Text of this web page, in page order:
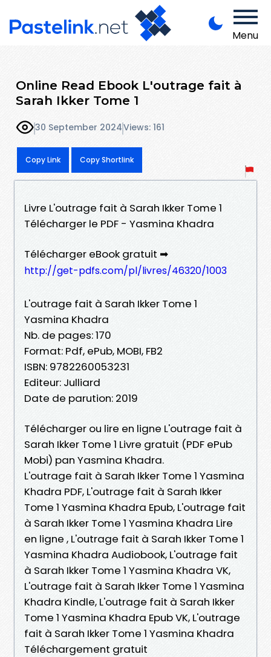
Menu
Online Read Ebook L'outrage fait à
Sarah Ikker Tome 1
30 September 2024Views: 161
Copy Link Copy Shortlink
Livre L'outrage fait à Sarah Ikker Tome 1
Télécharger le PDF - Yasmina Khadra
Télécharger eBook gratuit ➡
http://get-pdfs.com/pl/livres/46320/1003
L'outrage fait à Sarah Ikker Tome 1
Yasmina Khadra
Nb. de pages: 170
Format: Pdf, ePub, MOBI, FB2
ISBN: 9782260053231
Editeur: Julliard
Date de parution: 2019
Télécharger ou lire en ligne L'outrage fait à
Sarah Ikker Tome 1 Livre gratuit (PDF ePub
Mobi) pan Yasmina Khadra.
L'outrage fait à Sarah Ikker Tome 1 Yasmina
Khadra PDF, L'outrage fait à Sarah Ikker
Tome 1 Yasmina Khadra Epub, L'outrage fait
à Sarah Ikker Tome 1 Yasmina Khadra Lire
en ligne , L'outrage fait à Sarah Ikker Tome 1
Yasmina Khadra Audiobook, L'outrage fait
à Sarah Ikker Tome 1 Yasmina Khadra VK,
L'outrage fait à Sarah Ikker Tome 1 Yasmina
Khadra Kindle, L'outrage fait à Sarah Ikker
Tome 1 Yasmina Khadra Epub VK, L'outrage
fait à Sarah Ikker Tome 1 Yasmina Khadra
Téléchargement gratuit